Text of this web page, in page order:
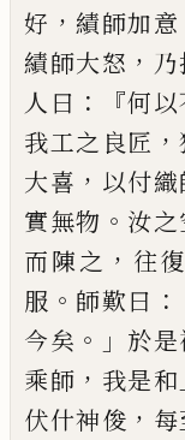
好 ， 績師加意
績師大怒 ， 乃
人曰 ：『何以
我工之良匠 ，
大喜 ， 以付織
實無物 。 汝
而陳之 ， 往
服 。 師歎曰
今矣 。」 於
乘師 ， 我是和
伏什神俊 ， 每